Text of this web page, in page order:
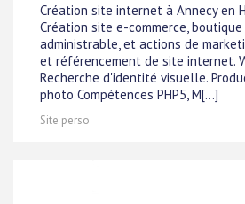
Création site internet à Annecy en
Création site e-commerce,
administrable, et actions de
et référencement de site internet.
Recherche d'identité visuelle.
photo Compétences PHP5, M[...]
Site perso